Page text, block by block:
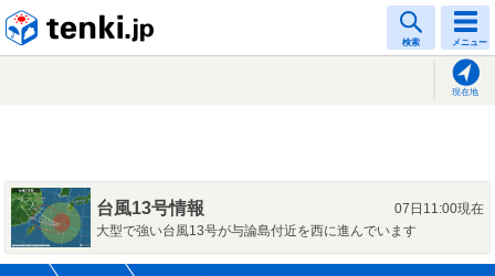
検索 メニュー
現在地
台風13号情報
07日11:00現在
大型で強い台風13号が与論島付近を西に進んでいます